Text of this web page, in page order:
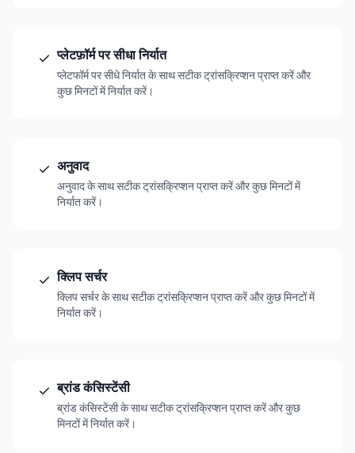
प्लेटफ़ॉर्म पर सीधा निर्यात
प्लेटफॉर्म पर सीधे निर्यात के साथ सटीक ट्रांसक्रिप्शन प्राप्त करें और
कुछ मिनटों में निर्यात करें।
अनुवाद
अनुवाद के साथ सटीक ट्रांसक्रिप्शन प्राप्त करें और कुछ मिनटों में
निर्यात करें।
क्लिप सर्चर
क्लिप सर्चर के साथ सटीक ट्रांसक्रिप्शन प्राप्त करें और कुछ मिनटों में
निर्यात करें।
ब्रांड कंसिस्टेंसी
ब्रांड कंसिस्टेंसी के साथ सटीक ट्रांसक्रिप्शन प्राप्त करें और कुछ
मिनटों में निर्यात करें।